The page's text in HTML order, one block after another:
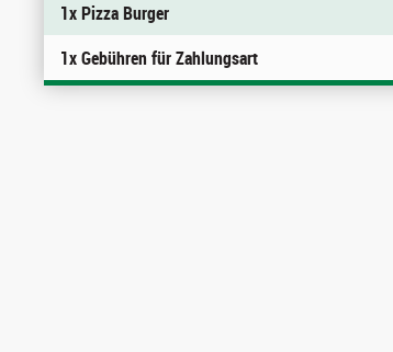
1x Pizza Burger
1x Gebühren für Zahlungsart